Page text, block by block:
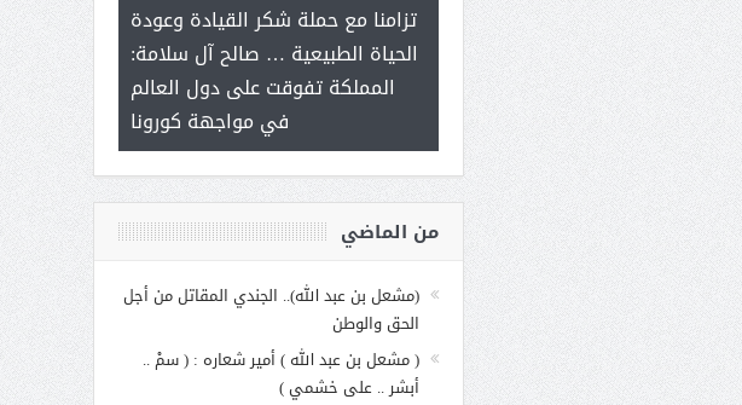
للإبداع
مع الأمين
بنت
تزامنا مع حملة شكر القيادة وعودة
الحياة الطبيعية … صالح آل سلامة:
المملكة تفوقت على دول العالم
في مواجهة كورونا
الانتخابات لن تؤثر على برامج
المجلس والشفافية هي أساس
عملنا
من الماضي
(مشعل بن عبد الله).. الجندي المقاتل من أجل
الحق والوطن
( مشعل بن عبد الله ) أمير شعاره : ( سمْ ..
أبشر .. على خشمي )